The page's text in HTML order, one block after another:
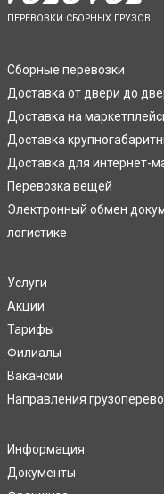
ПЕРЕВОЗКИ СБОРНЫХ ГРУЗОВ
Сборные перевозки
Доставка от двери до
Доставка на
Доставка
Доставка для интернет-
Перевозка вещей
Электронный обмен
логистике
Услуги
Акции
Тарифы
Филиалы
Вакансии
Направления
Информация
Документы